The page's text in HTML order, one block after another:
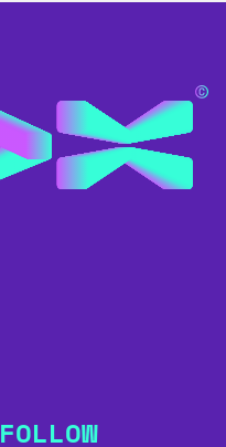
FOLLOW